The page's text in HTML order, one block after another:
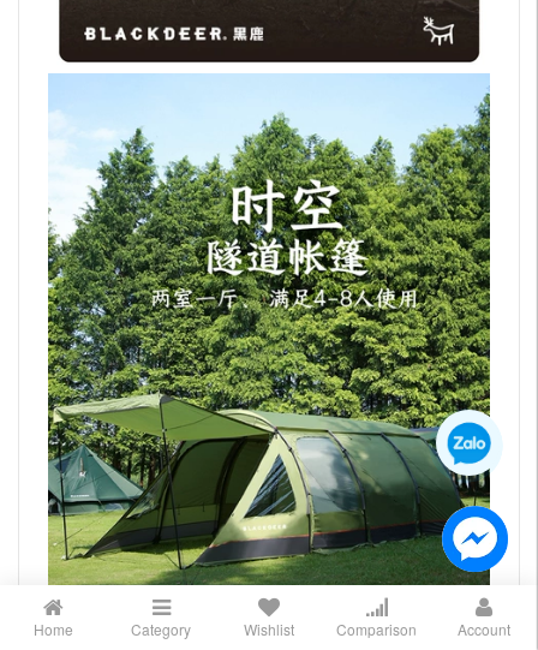
Home Category Wishlist Comparison Account